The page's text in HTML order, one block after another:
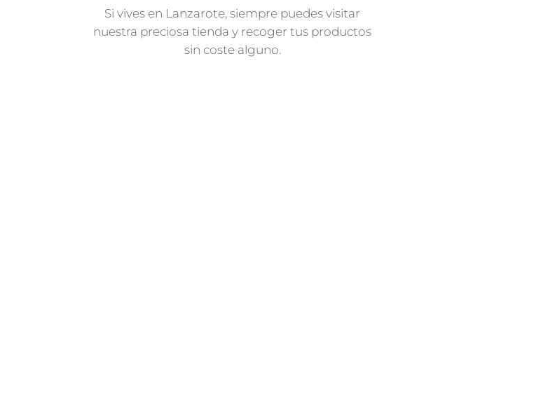
Si vives en Lanzarote, siempre puedes visitar
nuestra preciosa tienda y recoger tus productos
sin coste alguno.